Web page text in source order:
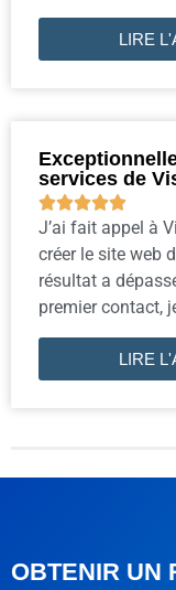
LIRE
services de

J’ai fait appel à
créer le site web
résultat a
premier contact,
LIRE
OBTENIR UN